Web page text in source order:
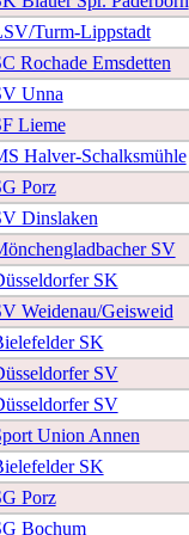
Turm-Lippstadt
Rochade Emsdetten
Unna
Lieme
Halver-Schalksmühle
Porz
Dinslaken
SV
SK
Weidenau/Geisweid
SK
SV
SV
Union Annen
SK
Porz
Bochum